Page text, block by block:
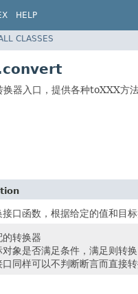
HELP
CLASSES
器入口，提供各种toXXX方
口函数，根据给定的值和目
转换器
对象是否满足条件，满足则转
口同样可以不判断断言而直接